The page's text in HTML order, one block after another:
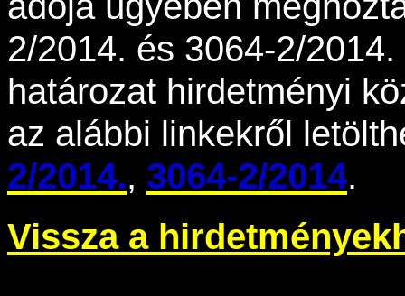
2/2014. és 3064-2/
határozat hirdetményi
az alábbi linkekről
2/2014., 3064-2/2014.
Vissza a